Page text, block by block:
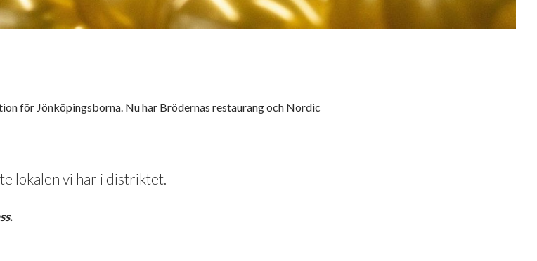
för Jönköpingsborna. Nu har Brödernas restaurang och Nordic
lokalen vi har i distriktet.